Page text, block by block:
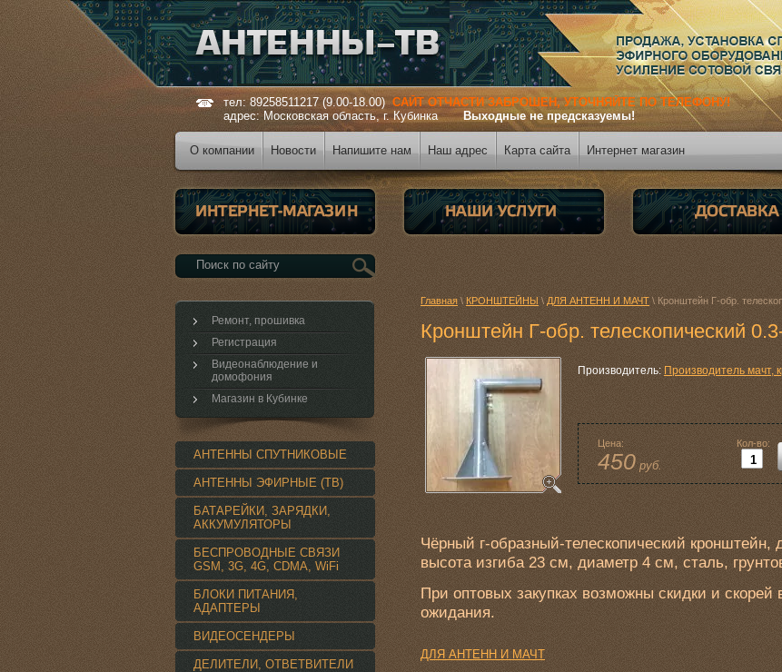
О компании Новости Напишите нам Наш адрес Карта сайта Интернет магазин
тел: 89258511217 (9.00-18.00)САЙТ ОТЧАСТИ ЗАБРОШЕН, УТОЧНЯЙТЕ ПО ТЕЛЕФОНУ!
адрес: Московская область, г. КубинкаВыходные не предсказуемы!
Главная \ КРОНШТЕЙНЫ \ ДЛЯ АНТЕНН И МАЧТ \ Кронштейн Г-обр.
Кронштейн Г-обр. телескопический
Производитель: Производитель мачт,
Кол-во:
Цена:
450 руб.
Чёрный г-образный-телескопический кронштейн,
высота изгиба 23 см, диаметр 4 см, сталь,
При оптовых закупках возможны скидки и скорей
ожидания.
ДЛЯ АНТЕНН И МАЧТ
Ремонт, прошивка
Регистрация
Видеонаблюдение и
домофония
Магазин в Кубинке
АНТЕННЫ СПУТНИКОВЫЕ
АНТЕННЫ ЭФИРНЫЕ (ТВ)
БАТАРЕЙКИ, ЗАРЯДКИ,
АККУМУЛЯТОРЫ
БЕСПРОВОДНЫЕ СВЯЗИ
GSM, 3G, 4G, CDMA, WiFi
БЛОКИ ПИТАНИЯ,
АДАПТЕРЫ
ВИДЕОСЕНДЕРЫ
ДЕЛИТЕЛИ, ОТВЕТВИТЕЛИ